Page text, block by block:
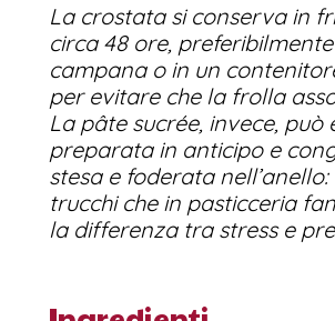
La crostata si conserva in
circa 48 ore,
campana o in un
per evitare che la frolla
La pâte sucrée, invece, può
preparata in anticipo e
stesa e foderata
trucchi che in pasticceria
la differenza tra stress e